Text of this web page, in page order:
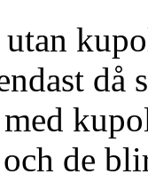
då
de